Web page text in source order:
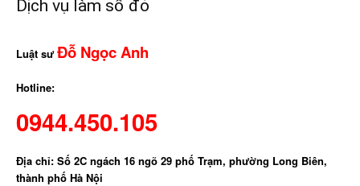
Dịch vụ làm sổ đỏ
Luật sưĐỗ Ngọc Anh
Hotline:
0944.450.105
Địa chỉ: Số 2C ngách 16 ngõ 29 phố Trạm, phường Long Biên,
thành phố Hà Nội